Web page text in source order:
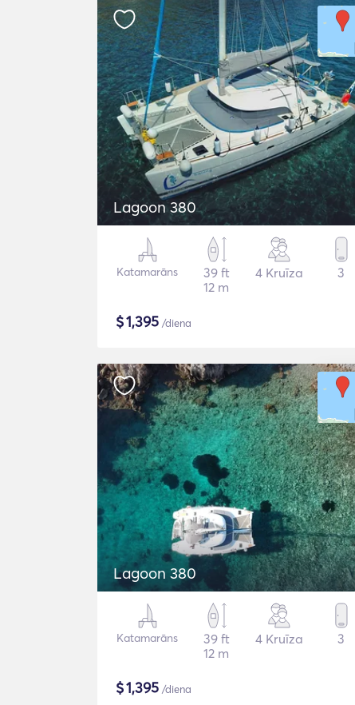
Lagoon 380
Katamarāns
39 ft
12 m
4 Kruīza 3
$1,395 /diena
Lagoon 380
Katamarāns
39 ft
12 m
4 Kruīza 3
$1,395 /diena